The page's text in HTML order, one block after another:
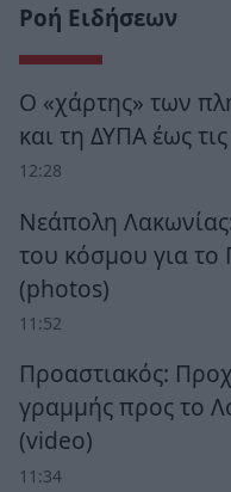
Ροή Ειδήσεων
Ο «χάρτης» των
και τη ΔΥΠΑ έως
12:28
Νεάπολη
του κόσμου για το
(photos)
11:52
Προαστιακός:
γραμμής προς το
(video)
11:34